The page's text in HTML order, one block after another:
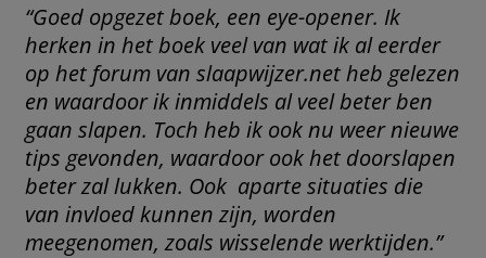
“Goed opgezet boek, een eye-opener. Ik
herken in het boek veel van wat ik al eerder
op het forum van slaapwijzer.net heb gelezen
en waardoor ik inmiddels al veel beter ben
gaan slapen. Toch heb ik ook nu weer nieuwe
tips gevonden, waardoor ook het doorslapen
beter zal lukken. Ook aparte situaties die
van invloed kunnen zijn, worden
meegenomen, zoals wisselende werktijden.”